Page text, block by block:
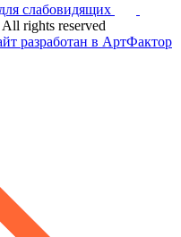
слабовидящих
All rights reserved
разработан в АртФактор